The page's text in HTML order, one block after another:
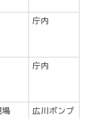
庁内
庁内
場
広川ポンプ